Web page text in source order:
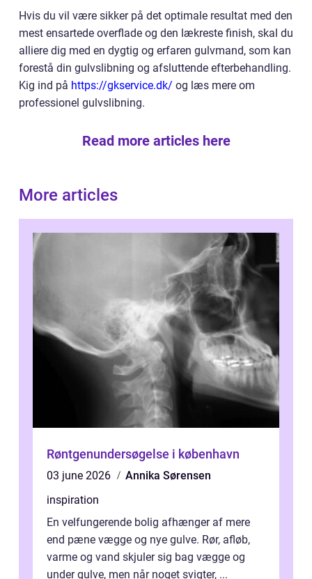
Hvis du vil være sikker på det optimale resultat med den
mest ensartede overflade og den lækreste finish, skal du
alliere dig med en dygtig og erfaren gulvmand, som kan
forestå din gulvslibning og afsluttende efterbehandling.
Kig ind på https://gkservice.dk/ og læs mere om
professionel gulvslibning.
Read more articles here
More articles
Røntgenundersøgelse i københavn
03 june 2026
Annika Sørensen
inspiration
En velfungerende bolig afhænger af mere
end pæne vægge og nye gulve. Rør, afløb,
varme og vand skjuler sig bag vægge og
under gulve, men når noget svigter, ...